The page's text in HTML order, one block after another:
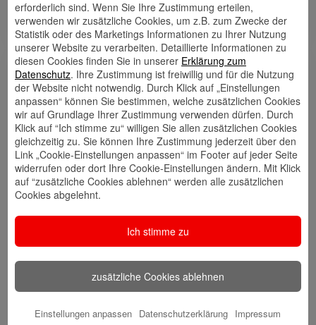
echten Verständnis für Ihre persönlichen Ziele
entwickle ich Lösungen, die langfristig tragen.
Links
Kontakt
speichern
Walletkarte
hinzufügen
Rückrufwunsch
Website
🎊 Haspa-
Veranstaltungen
🎯 Service-
🎁 Kunden
Kunden
erforderlich sind. Wenn Sie Ihre Zustimmung erteilen,
verwenden wir zusätzliche Cookies, um z.B. zum Zwecke der
Statistik oder des Marketings Informationen zu Ihrer Nutzung
unserer Website zu verarbeiten. Detaillierte Informationen zu
diesen Cookies finden Sie in unserer Erklärung zum
Datenschutz. Ihre Zustimmung ist freiwillig und für die Nutzung
der Website nicht notwendig. Durch Klick auf „Einstellungen
anpassen“ können Sie bestimmen, welche zusätzlichen Cookies
wir auf Grundlage Ihrer Zustimmung verwenden dürfen. Durch
Klick auf “Ich stimme zu“ willigen Sie allen zusätzlichen Cookies
gleichzeitig zu. Sie können Ihre Zustimmung jederzeit über den
Link „Cookie-Einstellungen anpassen“ im Footer auf jeder Seite
widerrufen oder dort Ihre Cookie-Einstellungen ändern. Mit Klick
auf “zusätzliche Cookies ablehnen“ werden alle zusätzlichen
Cookies abgelehnt.
Ich stimme zu
zusätzliche Cookies ablehnen
Einstellungen anpassen Datenschutzerklärung Impressum